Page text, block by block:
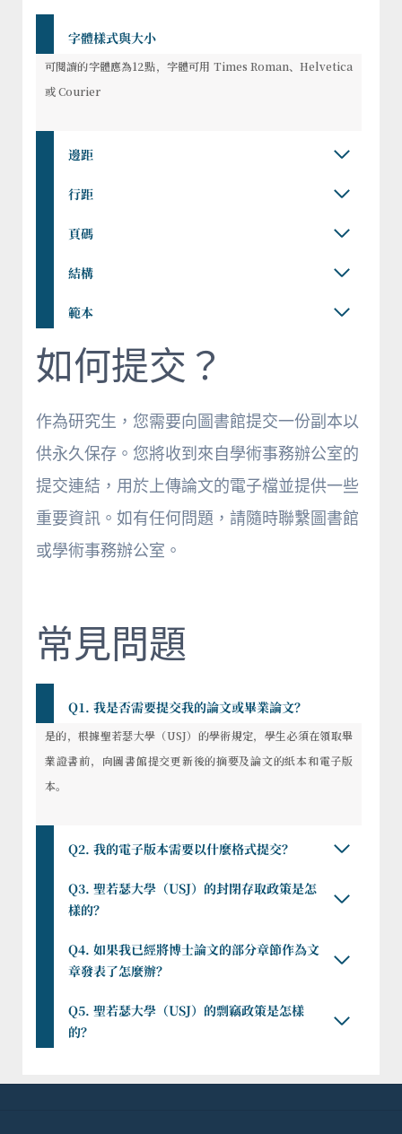
字體樣式與大小
可閱讀的字體應為12點，字體可用 Times Roman、Helvetica
或 Courier
邊距
行距
頁碼
結構
範本
如何提交？
作為研究生，您需要向圖書館提交一份副本以
供永久保存。您將收到來自學術事務辦公室的
提交連結，用於上傳論文的電子檔並提供一些
重要資訊。如有任何問題，請隨時聯繫圖書館
或學術事務辦公室。
常見問題
Q1. 我是否需要提交我的論文或畢業論文？
是的，根據聖若瑟大學（USJ）的學術規定，學生必須在領取畢
業證書前，向圖書館提交更新後的摘要及論文的紙本和電子版
本。
Q2. 我的電子版本需要以什麼格式提交？
Q3. 聖若瑟大學（USJ）的封閉存取政策是怎
樣的？
Q4. 如果我已經將博士論文的部分章節作為文
章發表了怎麼辦？
Q5. 聖若瑟大學（USJ）的剽竊政策是怎樣
的？